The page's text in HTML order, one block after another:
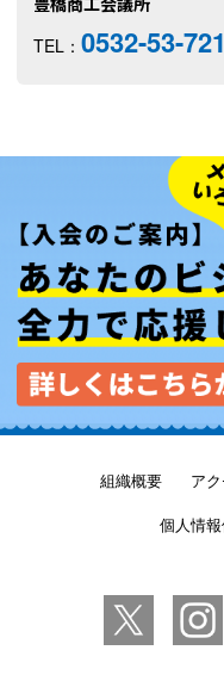
TEL： 0532-53-
【入会のご案内】あなたの
組織概要 ア
個人情